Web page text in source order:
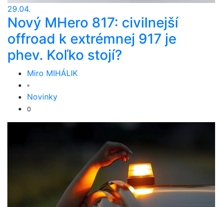
29.04.
Nový MHero 817: civilnejší
offroad k extrémnej 917 je
phev. Koľko stojí?
Miro MIHÁLIK
Novinky
0